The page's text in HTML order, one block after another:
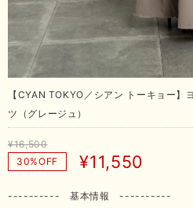
【CYAN TOKYO／シアン トーキョー】
ツ（グレージュ）
¥16,500
30%OFF
¥11,550
---------- 基本情報 ----------